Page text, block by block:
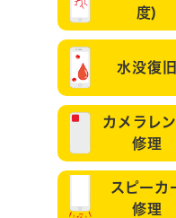
度)
水没復旧
カメラレ
修理
スピーカ
修理